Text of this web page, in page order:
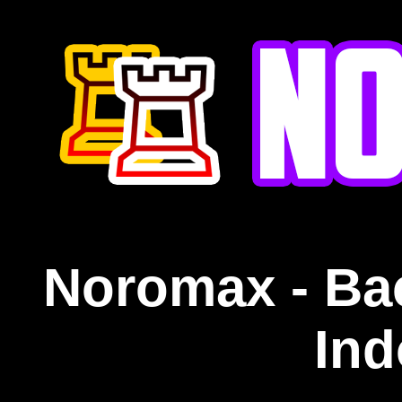
Noromax -